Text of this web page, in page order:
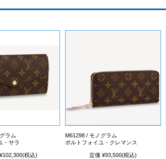
ラム
・サラ
税込)
M61298 / モノグラム
ポルトフォイユ・クレマンス
定価 ¥93,500(税込)